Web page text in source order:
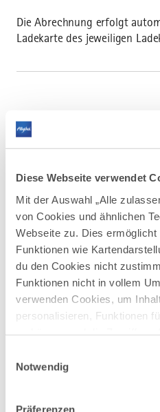
Diese Webseite verwendet
Mit der Auswahl „Alle
von Cookies und ähnlichen
Webseite zu. Dies
Funktionen wie
du den Cookies nicht
Funktionen nicht in vollem
verwenden Cookies, um
personalisieren, Funktionen
deiner Verwendung unserer
Notwendig
Präferenzen
Die Abrechnung erfolgt
Ladekarte des jeweiligen